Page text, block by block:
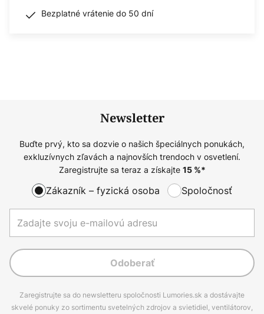
Bezplatné vrátenie do 50 dní
Newsletter
Buďte prvý, kto sa dozvie o našich špeciálnych ponukách,
exkluzívnych zľavách a najnovších trendoch v osvetlení.
Zaregistrujte sa teraz a získajte 15%*
Zákazník – fyzická osoba Spoločnosť
Odoberať
Zaregistrujte sa do newsletteru spoločnosti Lumories.sk a dostávajte
skvelé ponuky zo sortimentu svetelných zdrojov a svietidiel, ventilátorov,